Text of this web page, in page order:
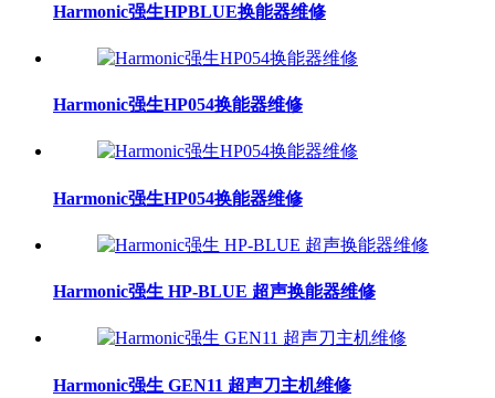
Harmonic强生HPBLUE换能器维修
Harmonic强生HP054换能器维修
Harmonic强生HP054换能器维修
Harmonic强生 HP-BLUE 超声换能器维修
Harmonic强生 GEN11 超声刀主机维修